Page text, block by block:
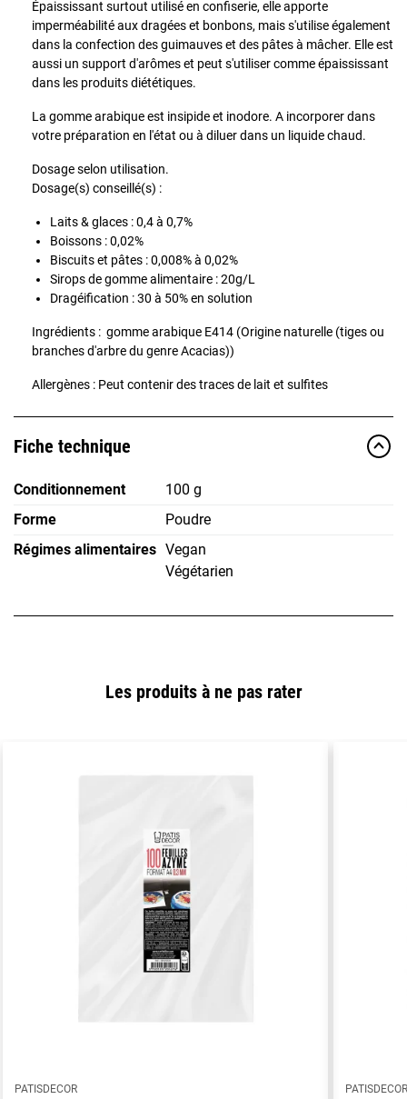
Épaississant surtout utilisé en confiserie, elle apporte
imperméabilité aux dragées et bonbons, mais s'utilise également
dans la confection des guimauves et des pâtes à mâcher. Elle est
aussi un support d'arômes et peut s'utiliser comme épaississant
dans les produits diététiques.
La gomme arabique est insipide et inodore. A incorporer dans
votre préparation en l'état ou à diluer dans un liquide chaud.
Dosage selon utilisation.
Dosage(s) conseillé(s) :
Laits & glaces : 0,4 à 0,7%
Boissons : 0,02%
Biscuits et pâtes : 0,008% à 0,02%
Sirops de gomme alimentaire : 20g/L
Dragéification : 30 à 50% en solution
Ingrédients : gomme arabique E414 (Origine naturelle (tiges ou
branches d'arbre du genre Acacias))
Allergènes : Peut contenir des traces de lait et sulfites
Fiche technique
Conditionnement
100 g
Forme
Poudre
Régimes alimentaires Vegan
Végétarien
Les produits à ne pas rater
PATISDECOR